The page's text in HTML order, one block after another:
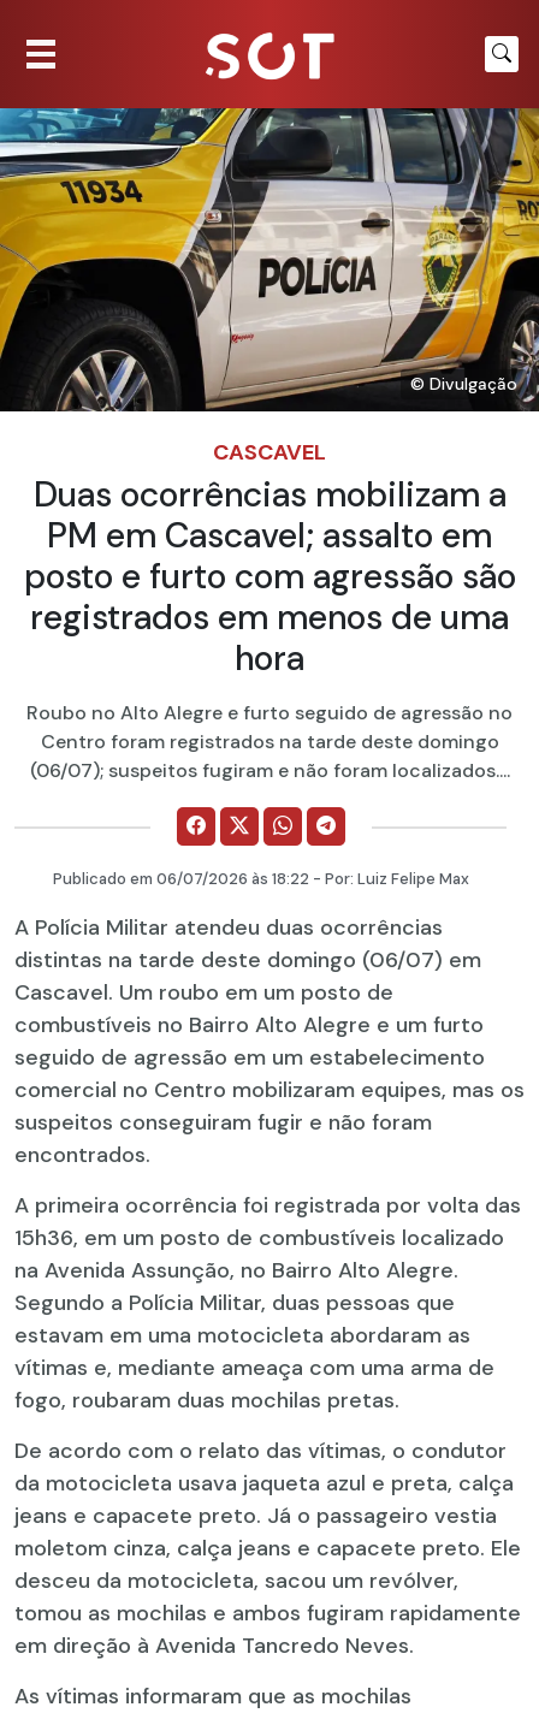
© Divulgação
CASCAVEL
Duas ocorrências mobilizam a
PM em Cascavel; assalto em
posto e furto com agressão são
registrados em menos de uma
hora
Roubo no Alto Alegre e furto seguido de agressão no
Centro foram registrados na tarde deste domingo
(06/07); suspeitos fugiram e não foram localizados....
Publicado em 06/07/2026 às 18:22 - Por: Luiz Felipe Max
A Polícia Militar atendeu duas ocorrências
distintas na tarde deste domingo (06/07) em
Cascavel. Um roubo em um posto de
combustíveis no Bairro Alto Alegre e um furto
seguido de agressão em um estabelecimento
comercial no Centro mobilizaram equipes, mas os
suspeitos conseguiram fugir e não foram
encontrados.
A primeira ocorrência foi registrada por volta das
15h36, em um posto de combustíveis localizado
na Avenida Assunção, no Bairro Alto Alegre.
Segundo a Polícia Militar, duas pessoas que
estavam em uma motocicleta abordaram as
vítimas e, mediante ameaça com uma arma de
fogo, roubaram duas mochilas pretas.
De acordo com o relato das vítimas, o condutor
da motocicleta usava jaqueta azul e preta, calça
jeans e capacete preto. Já o passageiro vestia
moletom cinza, calça jeans e capacete preto. Ele
desceu da motocicleta, sacou um revólver,
tomou as mochilas e ambos fugiram rapidamente
em direção à Avenida Tancredo Neves.
As vítimas informaram que as mochilas